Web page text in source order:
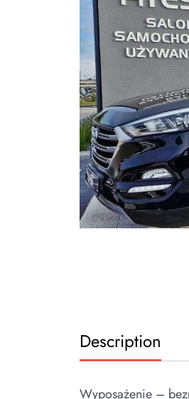
Description
Wyposażenie –